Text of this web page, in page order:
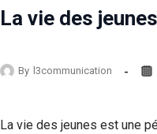
La vie des jeunes
By l3communication
La vie des jeunes est une